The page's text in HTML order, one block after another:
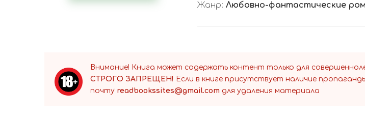
Жанр: Любовно-фантастические
Внимание! Книга может содержать контент только для
СТРОГО ЗАПРЕЩЕН! Если в книге присутствует наличие
почту readbookssites@gmail.com для удаления материала